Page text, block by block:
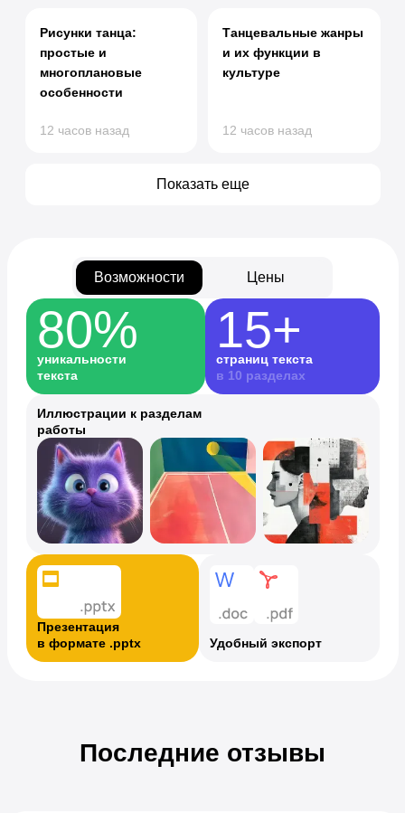
агрария» и
«Киберфизика»
Рисунки танца:
простые и
многоплановые
особенности
12 часов назад
Танцевальные жанры
и их функции в
культуре
12 часов назад
Показать еще
Возможности Цены
80%
уникальности
текста
15+
страниц текста
в 10 разделах
Иллюстрации к разделам
работы
Презентация
в формате .pptx
Удобный экспорт
Последние отзывы